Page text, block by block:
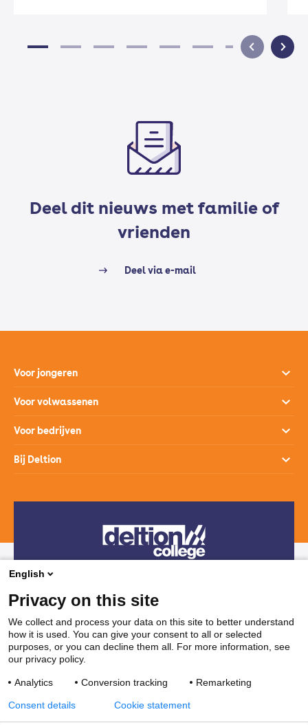
Deel dit nieuws met familie of
vrienden
Deel via e-mail
Voor jongeren
Opleidingen
Open dagen
Studiekeuzehulp
Hoe werkt het mbo
Voor decanen
Voor volwassenen
Opleidingen
Loopbaanontwikkeling
SprintLyceum
Voor bedrijven
Opleidingen
Branches
Subsidies voor bedrijven
Bedrijvenloket en accountmanagers
Bij Deltion
Route
Restaurants & Leerbedrijven
038 850 30 00
Mail contact
English
Privacy on this site
We collect and process your data on this site to better understand
how it is used. You can give your consent to all or selected
purposes, or you can decline them all. For more information, see
our privacy policy.
Analytics Conversion tracking Remarketing
Consent details Cookie statement